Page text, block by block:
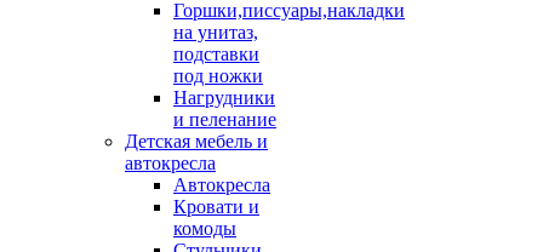
Горшки,писсуары,накладки
на унитаз,
подставки
под ножки
Нагрудники
и пеленание
Детская мебель и
автокресла
Автокресла
Кровати и
комоды